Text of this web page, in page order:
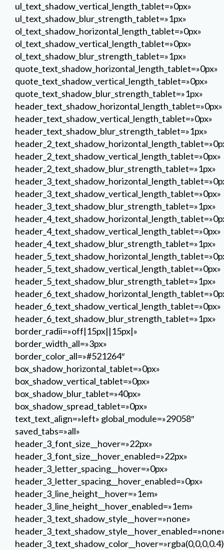
ul_text_shadow_vertical_length_tablet=»0px»
ul_text_shadow_blur_strength_tablet=»1px»
ol_text_shadow_horizontal_length_tablet=»0px»
ol_text_shadow_vertical_length_tablet=»0px»
ol_text_shadow_blur_strength_tablet=»1px»
quote_text_shadow_horizontal_length_tablet=»0px»
quote_text_shadow_vertical_length_tablet=»0px»
quote_text_shadow_blur_strength_tablet=»1px»
header_text_shadow_horizontal_length_tablet=»0px»
header_text_shadow_vertical_length_tablet=»0px»
header_text_shadow_blur_strength_tablet=»1px»
header_2_text_shadow_vertical_length_tablet=»0px»
header_2_text_shadow_blur_strength_tablet=»1px»
header_3_text_shadow_vertical_length_tablet=»0px»
header_3_text_shadow_blur_strength_tablet=»1px»
header_4_text_shadow_vertical_length_tablet=»0px»
header_4_text_shadow_blur_strength_tablet=»1px»
header_5_text_shadow_vertical_length_tablet=»0px»
header_5_text_shadow_blur_strength_tablet=»1px»
header_6_text_shadow_vertical_length_tablet=»0px»
header_6_text_shadow_blur_strength_tablet=»1px»
border_radii=»off|15px||15px|»
border_width_all=»3px»
border_color_all=»#521264″
box_shadow_horizontal_tablet=»0px»
box_shadow_vertical_tablet=»0px»
box_shadow_blur_tablet=»40px»
box_shadow_spread_tablet=»0px»
text_text_align=»left» global_module=»29058″
saved_tabs=»all»
header_3_font_size__hover=»22px»
header_3_font_size__hover_enabled=»22px»
header_3_letter_spacing__hover=»0px»
header_3_letter_spacing__hover_enabled=»0px»
header_3_line_height__hover=»1em»
header_3_line_height__hover_enabled=»1em»
header_3_text_shadow_style__hover=»none»